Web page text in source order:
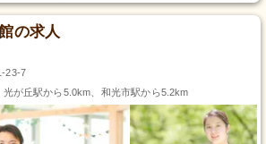
の求人
23-7
が丘駅から5.0km、和光市駅から5.2km